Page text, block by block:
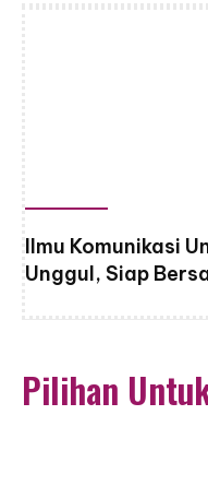
Ilmu Komunikasi
Unggul, Siap
Pilihan